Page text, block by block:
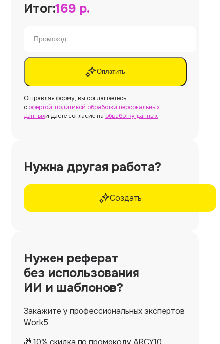
Итог:169 р.
Оплатить
Отправляя форму, вы соглашаетесь
с офертой, политикой обработки персональных
данныхи даёте согласие на обработку данных
Нужна другая работа?
Создать
Нужен реферат
без использования
ИИ и шаблонов?
Закажите у профессиональных экспертов
Work5
🎁 10% скидка по промокоду ARCY10